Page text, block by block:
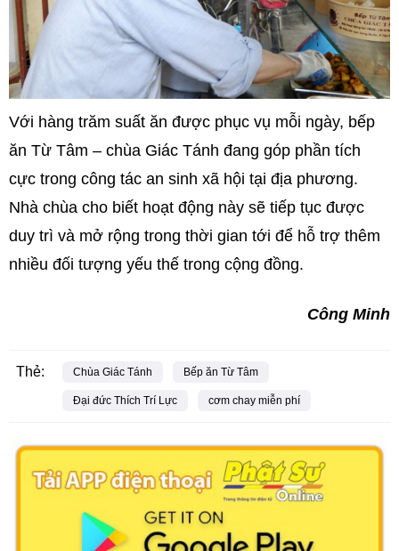
Với hàng trăm suất ăn được phục vụ mỗi ngày, bếp
ăn Từ Tâm – chùa Giác Tánh đang góp phần tích
cực trong công tác an sinh xã hội tại địa phương.
Nhà chùa cho biết hoạt động này sẽ tiếp tục được
duy trì và mở rộng trong thời gian tới để hỗ trợ thêm
nhiều đối tượng yếu thế trong cộng đồng.
Công Minh
Thẻ: Chùa Giác Tánh Bếp ăn Từ Tâm
Đại đức Thích Trí Lực cơm chay miễn phí